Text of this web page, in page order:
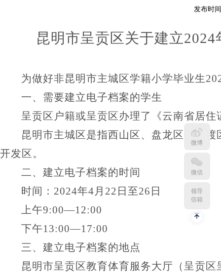
微博
微信
领导
信箱
发布时
昆明市呈贡区关于建立2024
为做好非昆明市主城区学籍小学毕业生
一、 需要建立电子档案的学生
呈贡区户籍或呈贡区办理了
《云南省居
昆明市主城区是指西山区、盘龙区、官
开发区。
二、建立电子档案的时间
时间： 2024年4月22 日至26 日
上午9:00—12:00
下午13:00—17:00
三 、建立电子档案的地点
昆明市呈贡区教育体育服务大厅（呈贡区